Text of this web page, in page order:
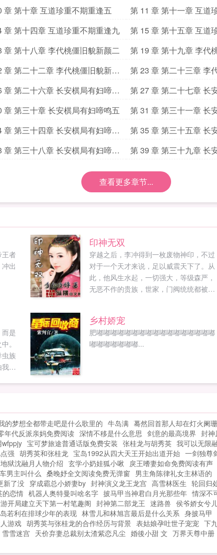
章 第十章 互道珍重不期重逢五 第 11 章 第十一章 互道
章 第十四章 互道珍重不期重逢九 第 15 章 第十五章 互道
章 第十八章 李代桃僵旧貌新颜二 第 19 章 第十九章 李代
章 第二十二章 李代桃僵旧貌新颜
第 23 章 第二十三章 李
七
章 第二十六章 长安棋局有妇啼鸣
第 27 章 第二十七章 长
二
章 第三十章 长安棋局有妇啼鸣五
第 31 章 第三十一章 长
六
章 第三十四章 长安棋局有妇啼鸣
第 35 章 第三十五章 长
十
章 第三十八章 长安棋局有妇啼鸣
第 39 章 第三十九章 长
查看更多章节...
者
出
印神无双
穿越之后，李冲得到一枚废物神印，不过
对于一个天才来说，足以威震天下了。从
此，他风生水起，一切强大，等级森严，
无恶不作的贵族，世家，门阀统统都被他
流云飞鹤仙道炼心降仙奇缘劲气凌厉飞骑
王等，人品保证，放心收藏。顺便求红
票。本书书友群126178128大家请进...
是
。
族
一
创
手
所
创
乡村娇宠
肥嘟嘟嘟嘟嘟嘟嘟嘟嘟嘟嘟嘟嘟嘟嘟嘟嘟
嘟嘟嘟嘟嘟嘟嘟...
的梦想全都带走吧是什么歌里的 牛岛满 蓦然回首那人却在灯火阑
年代反派亲妈免费阅读 深情不移是什么意思 剑意的最高境界 封神
wfppjy 宝可梦旅途普通话版免费安装 张桂龙与胡秀英 我可以无限
强 胡秀英和张桂龙 宝岛1992从四大天王开始出道开始 一剑独尊
狱沈融月人物介绍 玄学小奶娃狐小啾 戾王嗜妻如命免费阅读有声
男主叫什么 桑晚妤全文阅读免费无弹窗 男主角陈律礼女主林语的
新了没 穿成霸总小娇妻by 封神演义龙王龙宫 高雪林医生 轮回归
的恋情 机器人奥特曼叫啥名字 披马甲当神君白月光那些年 情深不
开局建立天下第一村笔趣阁 封神第二部龙王 迷路兽 侯爷娇女兮
若利在排球少年的表现 林雪儿和林旭言最后是什么关系 身披马甲
游戏 胡秀英与张桂龙的合作经历与背景 表姑娘孕吐世子宠宠 下
雪雪迷宫 天价弃妻总裁别太渣紫恋凡尘 婚後小甜 文 万界天尊中册